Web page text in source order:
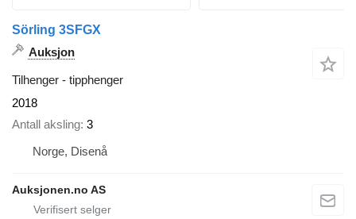
Sörling 3SFGX
Auksjon
Tilhenger - tipphenger
2018
Antall aksling 3
Norge, Disenå
Auksjonen.no AS